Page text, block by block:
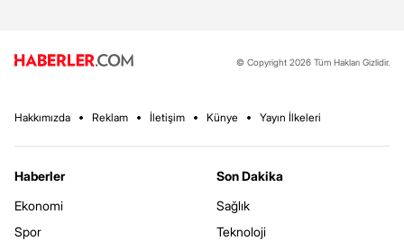
© Copyright 2026 Tüm Hakları Gizlidir.
Hakkımızda Reklam İletişim Künye Yayın İlkeleri
Haberler
Ekonomi
Spor
Son Dakika
Sağlık
Teknoloji